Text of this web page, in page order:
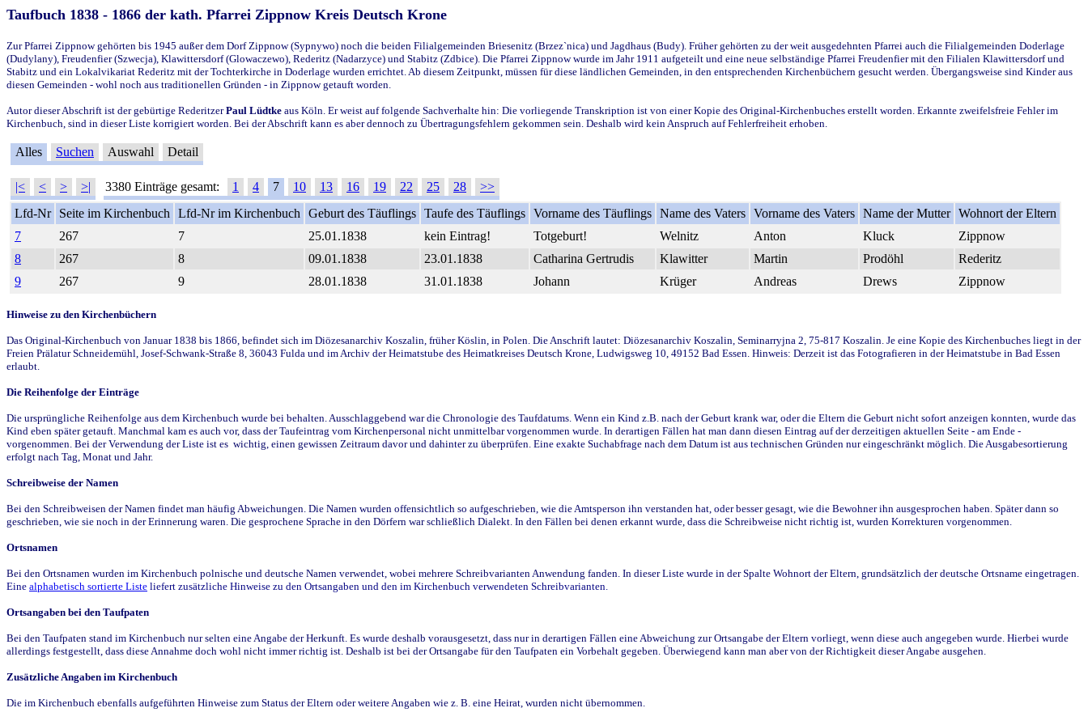
Taufbuch 1838 - 1866 der kath. Pfarrei Zippnow Kreis Deutsch Krone
Zur Pfarrei Zippnow gehörten bis 1945 außer dem Dorf Zippnow (Sypnywo) noch die beiden Filialgemeinden Briesenitz (Brzez`nica) und Jagdhaus (Budy). Früher gehörten zu der weit ausgedehnten Pfarrei auch die Filialgemeinden Doderlage
(Dudylany), Freudenfier (Szwecja), Klawittersdorf (Glowaczewo), Rederitz (Nadarzyce) und Stabitz (Zdbice). Die Pfarrei Zippnow wurde im Jahr 1911 aufgeteilt und eine neue selbständige Pfarrei Freudenfier mit den Filialen Klawittersdorf und
Stabitz und ein Lokalvikariat Rederitz mit der Tochterkirche in Doderlage wurden errichtet. Ab diesem Zeitpunkt, müssen für diese ländlichen Gemeinden, in den entsprechenden Kirchenbüchern gesucht werden. Übergangsweise sind Kinder aus
diesen Gemeinden - wohl noch aus traditionellen Gründen - in Zippnow getauft worden.
Autor dieser Abschrift ist der gebürtige RederitzerPaul Lüdtke aus Köln. Er weist auf folgende Sachverhalte hin: Die vorliegende Transkription ist von einer Kopie des Original-Kirchenbuches erstellt worden. Erkannte zweifelsfreie Fehler im
Kirchenbuch, sind in dieser Liste korrigiert worden. Bei der Abschrift kann es aber dennoch zu Übertragungsfehlern gekommen sein. Deshalb wird kein Anspruch auf Fehlerfreiheit erhoben.
Alles Suchen Auswahl Detail
|< < > >| 3380 Einträge gesamt: 1 4 7 10 13 16 19 22 25 28
>>
Lfd-Nr
Seite im Kirchenbuch Lfd-Nr im Kirchenbuch Geburt des Täuflings Taufe des Täuflings Vorname des Täuflings Name des Vaters Vorname des Vaters Name der Mutter Wohnort der Eltern
7
267 7 25.01.1838 kein Eintrag! Totgeburt! Welnitz Anton Kluck
Zippnow
8
267 8 09.01.1838 23.01.1838 Catharina Gertrudis Klawitter Martin Prodöhl
Rederitz
9
267 9 28.01.1838 31.01.1838 Johann Krüger Andreas Drews Zippnow
Hinweise zu den Kirchenbüchern
Das Original-Kirchenbuch von Januar 1838 bis 1866, befindet sich im Diözesanarchiv Koszalin, früher Köslin, in Polen. Die Anschrift lautet: Diözesanarchiv Koszalin, Seminarryjna 2, 75-817 Koszalin. Je eine Kopie des Kirchenbuches liegt in der
Freien Prälatur Schneidemühl, Josef-Schwank-Straße 8, 36043 Fulda und im Archiv der Heimatstube des Heimatkreises Deutsch Krone, Ludwigsweg 10, 49152 Bad Essen. Hinweis: Derzeit ist das Fotografieren in der Heimatstube in Bad Essen
erlaubt.
Die Reihenfolge der Einträge
Die ursprüngliche Reihenfolge aus dem Kirchenbuch wurde bei behalten. Ausschlaggebend war die Chronologie des Taufdatums. Wenn ein Kind z.B. nach der Geburt krank war, oder die Eltern die Geburt nicht sofort anzeigen konnten, wurde das
Kind eben später getauft. Manchmal kam es auch vor, dass der Taufeintrag vom Kirchenpersonal nicht unmittelbar vorgenommen wurde. In derartigen Fällen hat man dann diesen Eintrag auf der derzeitigen aktuellen Seite - am Ende -
vorgenommen. Bei der Verwendung der Liste ist es wichtig, einen gewissen Zeitraum davor und dahinter zu überprüfen. Eine exakte Suchabfrage nach dem Datum ist aus technischen Gründen nur eingeschränkt möglich. Die Ausgabesortierung
erfolgt nach Tag, Monat und Jahr.
Schreibweise der Namen
Bei den Schreibweisen der Namen findet man häufig Abweichungen. Die Namen wurden offensichtlich so aufgeschrieben, wie die Amtsperson ihn verstanden hat, oder besser gesagt, wie die Bewohner ihn ausgesprochen haben. Später dann so
geschrieben, wie sie noch in der Erinnerung waren. Die gesprochene Sprache in den Dörfern war schließlich Dialekt. In den Fällen bei denen erkannt wurde, dass die Schreibweise nicht richtig ist, wurden Korrekturen vorgenommen.
Ortsnamen
Bei den Ortsnamen wurden im Kirchenbuch polnische und deutsche Namen verwendet, wobei mehrere Schreibvarianten Anwendung fanden. In dieser Liste wurde in der Spalte Wohnort der Eltern, grundsätzlich der deutsche Ortsname eingetragen.
Eine alphabetisch sortierte Liste liefert zusätzliche Hinweise zu den Ortsangaben und den im Kirchenbuch verwendeten Schreibvarianten.
Ortsangaben bei den Taufpaten
Bei den Taufpaten stand im Kirchenbuch nur selten eine Angabe der Herkunft. Es wurde deshalb vorausgesetzt, dass nur in derartigen Fällen eine Abweichung zur Ortsangabe der Eltern vorliegt, wenn diese auch angegeben wurde. Hierbei wurde
allerdings festgestellt, dass diese Annahme doch wohl nicht immer richtig ist. Deshalb ist bei der Ortsangabe für den Taufpaten ein Vorbehalt gegeben. Überwiegend kann man aber von der Richtigkeit dieser Angabe ausgehen.
Zusätzliche Angaben im Kirchenbuch
Die im Kirchenbuch ebenfalls aufgeführten Hinweise zum Status der Eltern oder weitere Angaben wie z. B. eine Heirat, wurden nicht übernommen.